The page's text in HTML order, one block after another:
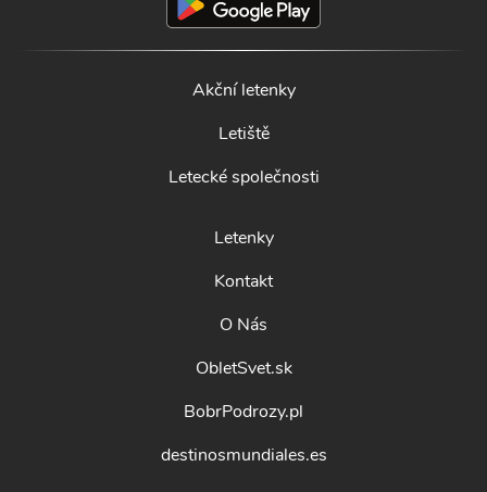
Akční letenky
Letiště
Letecké společnosti
Letenky
Kontakt
O Nás
ObletSvet.sk
BobrPodrozy.pl
destinosmundiales.es